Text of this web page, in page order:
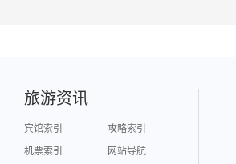
旅游资讯
宾馆索引
攻略索引
机票索引
网站导航